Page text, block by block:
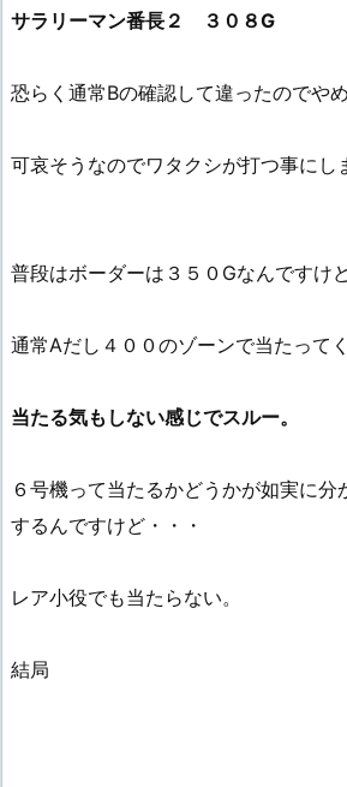
サラリーマン番長２ ３０８G
恐らく通常Bの確認して違ったのでや
可哀そうなのでワタクシが打つ事にし
普段はボーダーは３５０Gなんですけど
通常Aだし４００のゾーンで当たって
当たる気もしない感じでスルー。
６号機って当たるかどうかが如実に分
するんですけど・・・
レア小役でも当たらない。
結局